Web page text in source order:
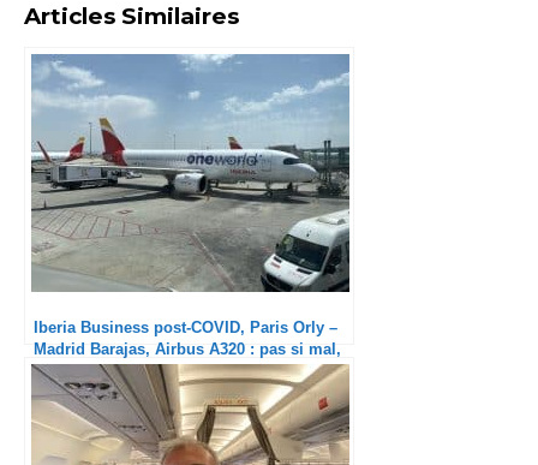
Articles Similaires
Iberia Business post-COVID, Paris Orly –
Madrid Barajas, Airbus A320 : pas si mal,
non ?